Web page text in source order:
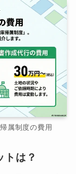
属制度の費用
トは？